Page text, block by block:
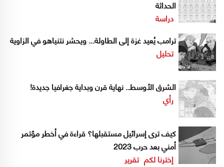
الحداثة
دراسة
ترامب يُعيد غزة إلى الطاولة... ويحشر نتنياهو في الزاوية
تحليل
الشرق الأوسط.. نهاية قرن وبداية جغرافيا جديدة!
رأي
كيف ترى إسرائيل مستقبلها؟ قراءة في أخطر مؤتمر
أمني بعد حرب 2023
إخترنا لكم تقرير